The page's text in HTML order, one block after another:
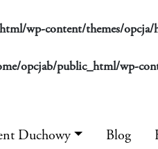
wp-content/themes/opcja/
opcjab/public_html/wp-
Duchowy Blog